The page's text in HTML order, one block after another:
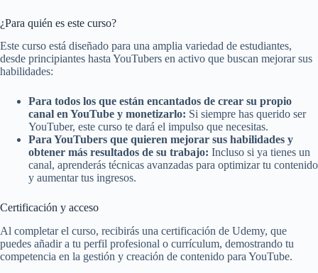
¿Para quién es este curso?
Este curso está diseñado para una amplia variedad de estudiantes,
desde principiantes hasta YouTubers en activo que buscan mejorar sus
habilidades:
Para todos los que están encantados de crear su propio
canal en YouTube y monetizarlo: Si siempre has querido ser
YouTuber, este curso te dará el impulso que necesitas.
Para YouTubers que quieren mejorar sus habilidades y
obtener más resultados de su trabajo: Incluso si ya tienes un
canal, aprenderás técnicas avanzadas para optimizar tu contenido
y aumentar tus ingresos.
Certificación y acceso
Al completar el curso, recibirás una certificación de Udemy, que
puedes añadir a tu perfil profesional o currículum, demostrando tu
competencia en la gestión y creación de contenido para YouTube.